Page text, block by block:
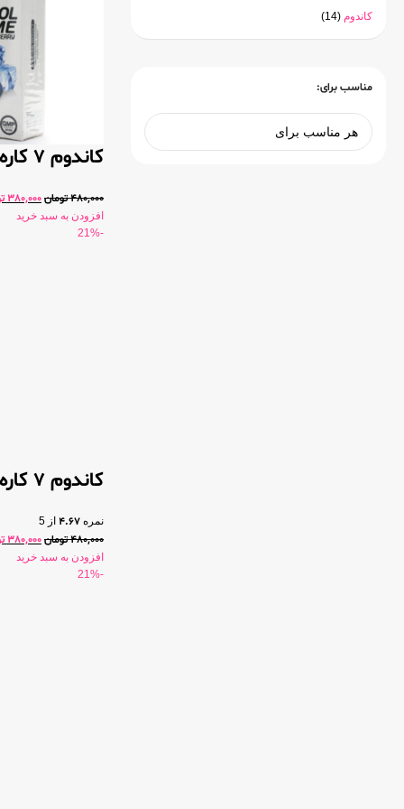
کاندوم (14)
مناسب برای:
کاندوم 7 کاره سرد کاپوت 12 عددی
480,000تومان380,000
افزودن به سبد خرید
-21%
کاندوم 7 کاره گرم کاپوت 12 عددی
نمره4.67 از 5
480,000تومان380,000
افزودن به سبد خرید
-21%